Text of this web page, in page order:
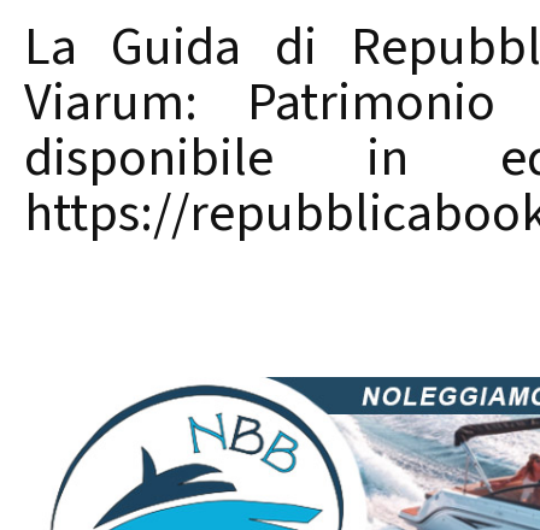
La Guida di
Viarum:
disponibile in
https://